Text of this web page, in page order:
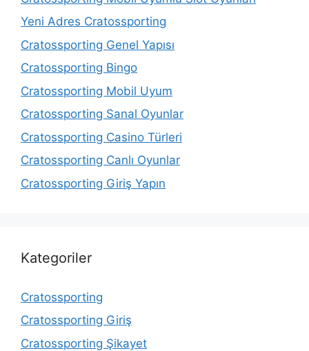
Yeni Adres Cratossporting
Cratossporting Genel Yapısı
Cratossporting Bingo
Cratossporting Mobil Uyum
Cratossporting Sanal Oyunlar
Cratossporting Casino Türleri
Cratossporting Canlı Oyunlar
Cratossporting Giriş Yapın
Kategoriler
Cratossporting
Cratossporting Giriş
Cratossporting Şikayet